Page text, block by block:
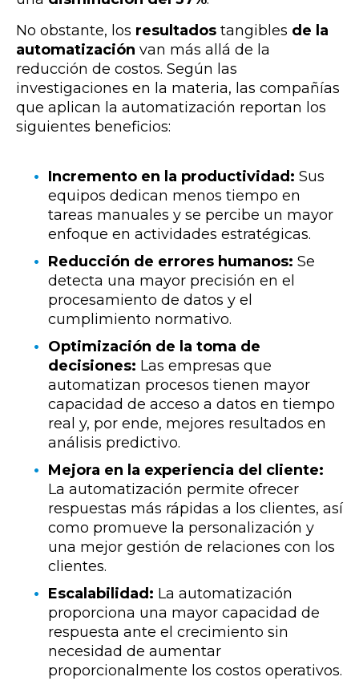
No obstante, los resultados tangibles de la
automatización van más allá de la
reducción de costos. Según las
investigaciones en la materia, las compañías
que aplican la automatización reportan los
siguientes beneficios:
Incremento en la productividad: Sus
equipos dedican menos tiempo en
tareas manuales y se percibe un mayor
enfoque en actividades estratégicas.
Reducción de errores humanos: Se
detecta una mayor precisión en el
procesamiento de datos y el
cumplimiento normativo.
Optimización de la toma de
decisiones: Las empresas que
automatizan procesos tienen mayor
capacidad de acceso a datos en tiempo
real y, por ende, mejores resultados en
análisis predictivo.
Mejora en la experiencia del cliente:
La automatización permite ofrecer
respuestas más rápidas a los clientes, así
como promueve la personalización y
una mejor gestión de relaciones con los
clientes.
Escalabilidad: La automatización
proporciona una mayor capacidad de
respuesta ante el crecimiento sin
necesidad de aumentar
proporcionalmente los costos operativos.